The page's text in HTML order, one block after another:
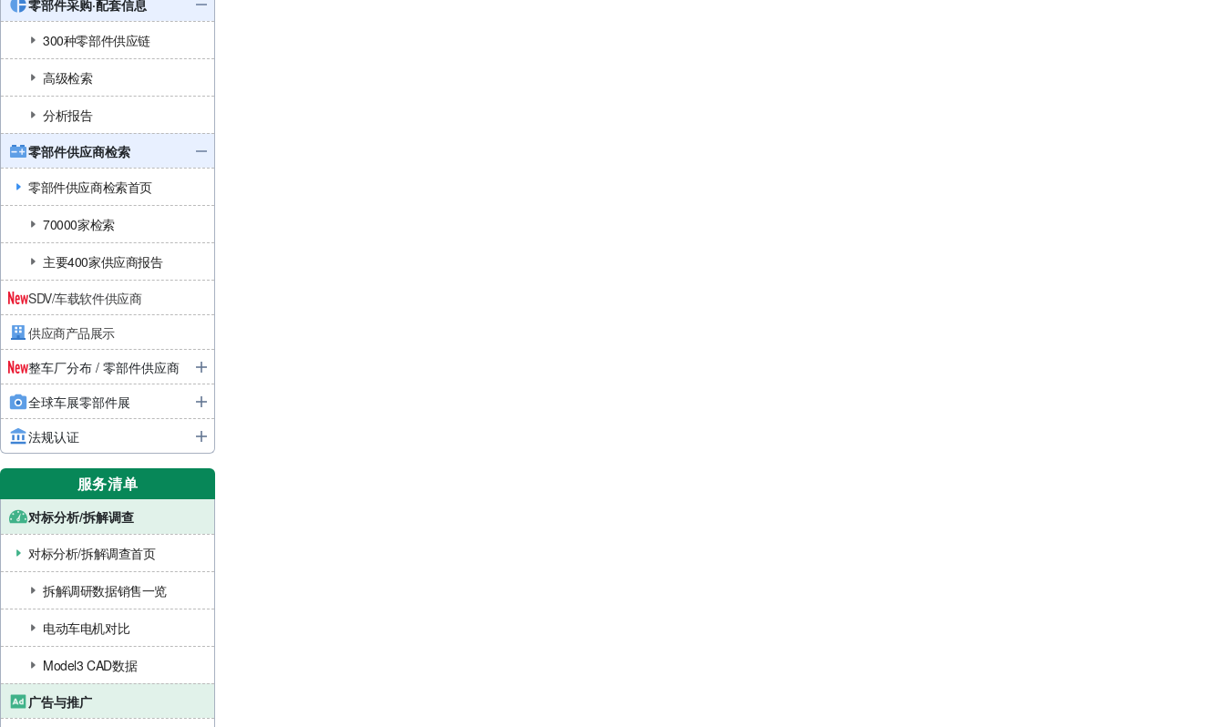
零部件采购·配套信息
300种零部件供应链
高级检索
分析报告
零部件供应商检索
零部件供应商检索首页
70000家检索
主要400家供应商报告
SDV/车载软件供应商
供应商产品展示
整车厂分布 / 零部件供应商
全球车展零部件展
法规认证
服务清单
对标分析/拆解调查
对标分析/拆解调查首页
拆解调研数据销售一览
电动车电机对比
Model3 CAD数据
广告与推广